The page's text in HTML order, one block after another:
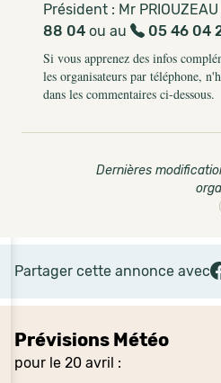
Prévisions Météo
pour le 20 avril :
Président : Mr
88 04 ou au
05 46 04
Si vous apprenez des infos
les organisateurs par téléphone,
dans les commentaires ci-dessous.
Dernières
Partager cette annonce avec